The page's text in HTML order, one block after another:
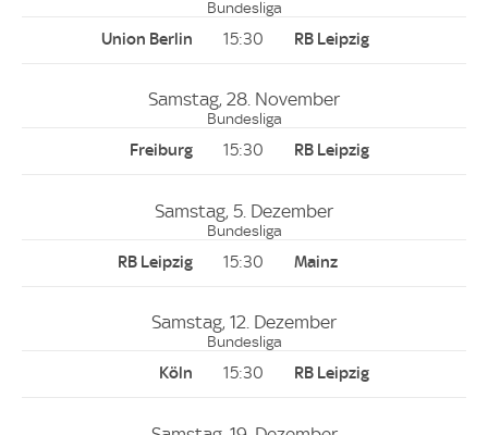
Bundesliga
15:30
Samstag, 28. November
Bundesliga
15:30
Samstag, 5. Dezember
Bundesliga
15:30
Samstag, 12. Dezember
Bundesliga
15:30